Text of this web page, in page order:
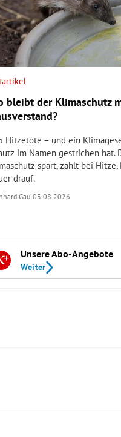
bleibt der Klimaschutz
Hitzetote – und ein
im Namen gestrichen hat.
spart, zahlt bei Hitze,
drauf.
Gaul03.08.2026
Unsere Abo-Angebote
Weiter